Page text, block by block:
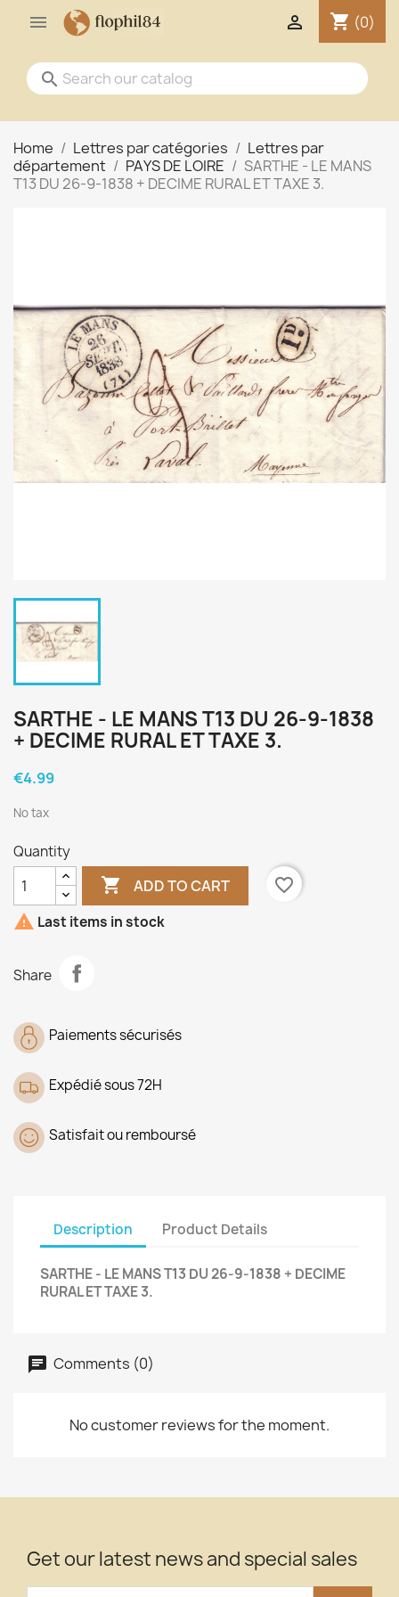
 shopping_cart (0)

search
Home Lettres par catégories
Lettres par
département
PAYS DE LOIRE
SARTHE - LE MANS
T13 DU 26-9-1838 + DECIME RURAL ET TAXE 3.
SARTHE - LE MANS T13 DU 26-9-1838
+ DECIME RURAL ET TAXE 3.
€4.99
No tax
Quantity
 ADD TO CART
favorite_border
 Last items in stock
Share
Paiements sécurisés
Expédié sous 72H
Satisfait ou remboursé
Description Product Details
SARTHE - LE MANS T13 DU 26-9-1838 + DECIME
RURAL ET TAXE 3.
Comments (0)
No customer reviews for the moment.
Get our latest news and special sales